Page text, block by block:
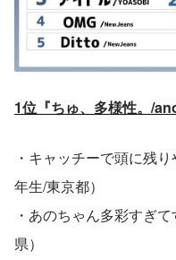
1位『ちゅ、多様性。/
・キャッチーで頭に残
年生/東京都）
・あのちゃん多彩すぎ
県）